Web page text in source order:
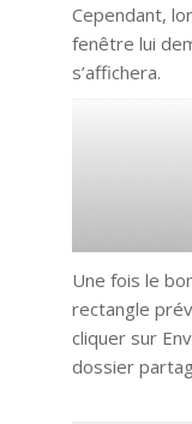
Cependant,
fenêtre lui
s’affichera.
Une fois le
rectangle
cliquer sur
dossier